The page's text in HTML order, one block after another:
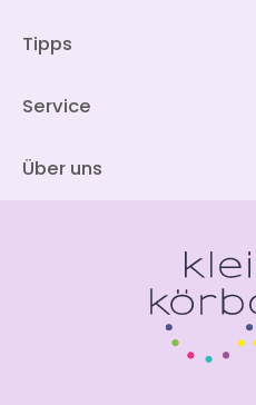
Tipps
Service
Über uns